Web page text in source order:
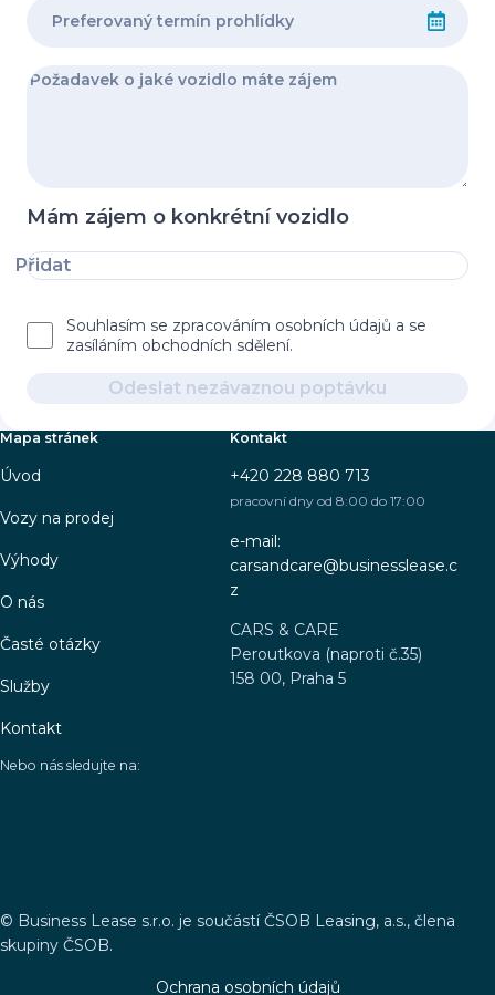
Mám zájem o konkrétní vozidlo
Přidat
Souhlasím se zpracováním osobních údajů a se
zasíláním obchodních sdělení.
Odeslat nezávaznou poptávku
Mapa stránek
Úvod
Vozy na prodej
Výhody
O nás
Časté otázky
Služby
Kontakt
Kontakt
+420 228 880 713
pracovní dny od 8:00 do 17:00
e-mail:
carsandcare@businesslease.c
z
CARS & CARE
Peroutkova (naproti č.35)
158 00, Praha 5
Nebo nás sledujte na:
© Business Lease s.r.o. je součástí ČSOB Leasing, a.s., člena
skupiny ČSOB.
Ochrana osobních údajů